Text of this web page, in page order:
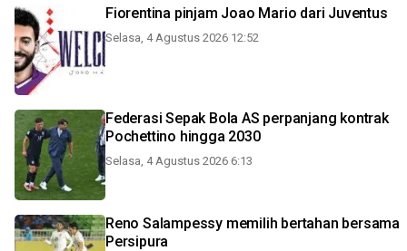
Fiorentina pinjam Joao Mario dari Juventus
Selasa, 4 Agustus 2026 12:52
Federasi Sepak Bola AS perpanjang kontrak
Pochettino hingga 2030
Selasa, 4 Agustus 2026 6:13
Reno Salampessy memilih bertahan bersama
Persipura